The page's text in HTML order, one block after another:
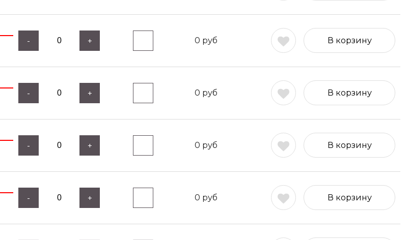
- + 0 руб В корзину
- + 0 руб В корзину
- + 0 руб В корзину
- + 0 руб В корзину